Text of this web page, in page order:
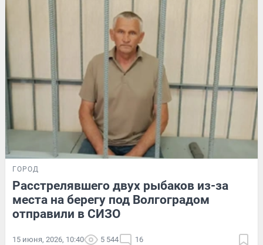
ГОРОД
Расстрелявшего двух рыбаков из-за
места на берегу под Волгоградом
отправили в СИЗО
15 июня, 2026, 10:40 5 544 16